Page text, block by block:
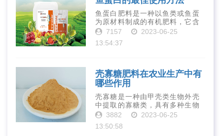
鱼蛋白肥料是一种以鱼类或鱼蛋
为原材料制成的有机肥料，它含
有丰富的营养物质，如氮、磷、
钾、钙、镁等元素以及多种微量
元素和植物生长因子。这些营养
7157
2023-06-25
13:54:37
壳寡糖肥料在农业生产中有
哪些作用
壳寡糖是一种由甲壳类生物外壳
中提取的寡糖类，具有多种生物
活性和营养价值。在农业生产
中，壳寡糖也有许多作用，特别
是作为一种新型的有机肥料，壳
3882
2023-06-25
13:50:58